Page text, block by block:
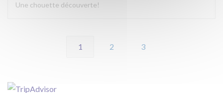
Une chouette découverte!
1 2 3